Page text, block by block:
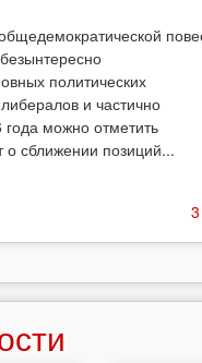
политических
и частично
года можно отметить
о сближении позиций...
3